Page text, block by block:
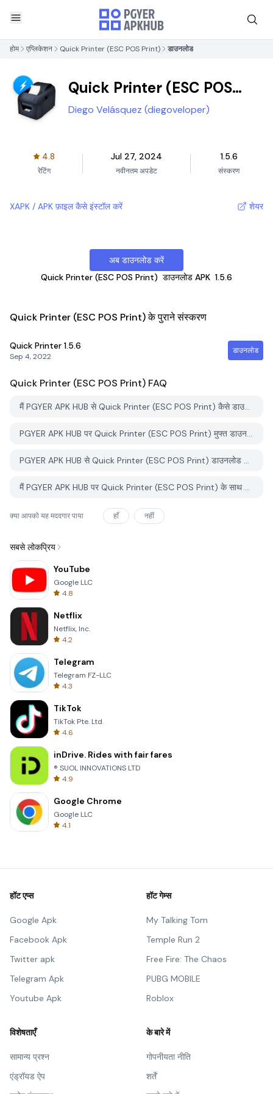
होम एप्लिकेशन Quick Printer (ESC POS Print) डाउनलोड
Quick Printer (ESC POS
Print)
Diego Velásquez (diegoveloper)
4.8
रेटिंग
Jul 27, 2024
नवीनतम अपडेट
1.5.6
संस्करण
XAPK / APK फ़ाइल कैसे इंस्टॉल करें शेयर
अब डाउनलोड करें
Quick Printer (ESC POS Print) डाउनलोड APK 1.5.6
Quick Printer (ESC POS Print) के पुराने संस्करण
Quick Printer 1.5.6
Sep 4, 2022
डाउनलोड
Quick Printer (ESC POS Print) FAQ
मैं PGYER APK HUB से Quick Printer (ESC POS Print) कैसे डाउनलोड करूं?
PGYER APK HUB पर Quick Printer (ESC POS Print) मुफ्त डाउनलोड करने के लिए है?
PGYER APK HUB से Quick Printer (ESC POS Print) डाउनलोड करने के लिए मुझे एक खाता चाहिए?
मैं PGYER APK HUB पर Quick Printer (ESC POS Print) के साथ समस्या कैसे रिपोर्ट कर सकता हूँ?
क्या आपको यह मददगार पाया हाँ नहीं
सबसे लोकप्रिय
YouTube
Google LLC
4.8
Netflix
Netflix, Inc.
4.2
Telegram
Telegram FZ-LLC
4.3
TikTok
TikTok Pte. Ltd.
4.6
inDrive. Rides with fair fares
® SUOL INNOVATIONS LTD
4.9
Google Chrome
Google LLC
4.1
हॉट एप्स
Google Apk
Facebook Apk
Twitter apk
Telegram Apk
Youtube Apk
हॉट गेम्स
My Talking Tom
Temple Run 2
Free Fire: The Chaos
PUBG MOBILE
Roblox
विशेषताएँ
सामान्य प्रश्न
एंड्रॉयड ऐप
के बारे में
गोपनीयता नीति
शर्तें